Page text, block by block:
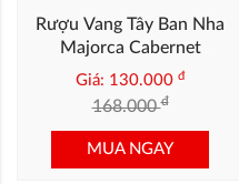
Rượu Vang Tây Ban Nha
Majorca Cabernet
Sauvignon
Giá: 130.000 đ
168.000đ
MUA NGAY